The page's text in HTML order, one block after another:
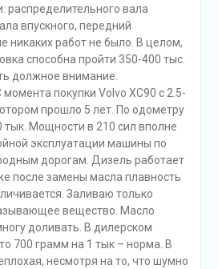
распределительного вала
впускного, передний
никаких работ не было. В целом,
способна пройти 350-400 тыс.
должное внимание.
момента покупки Volvo ХС90 с 2.5-
прошло 5 лет. По одометру
тык. Мощности в 210 сил вполне
эксплуатации машины по
дорогам. Дизель работает
после замены масла плавность
Заливаю только
вещество. Масло
доливать. В дилерском
700 грамм на 1 тык – норма. В
несмотря на то, что шумно